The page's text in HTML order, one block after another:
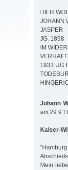
HIER
JOHANN
JASPER
JG. 1898
IM
1933 UG
Johann
am
Kaiser-
Mein